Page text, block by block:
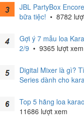
JBL PartyBox
bữa tiệc! • 8782
Gợi ý 7 mẫu loa
2/9 • 9365 lượt xem
Digital Mixer là gì?
Series dành cho
Top 5 hãng loa
11686 lượt xem